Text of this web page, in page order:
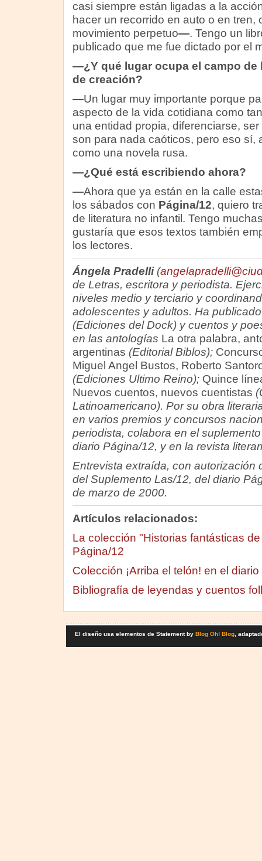
casi siempre están ligadas a la
hacer un recorrido en auto o en
movimiento perpetuo—. Tengo un
publicado que me fue dictado por el
—¿Y qué lugar ocupa el campo de
de creación?
—Un lugar muy importante porque
aspecto de la vida cotidiana como
una entidad propia, diferenciarse,
son para nada caóticos, pero eso sí,
como una novela rusa.
—¿Qué está escribiendo ahora?
—Ahora que ya están en la calle
los sábados con Página/12, quiero
de literatura no infantil. Tengo
gustaría que esos textos también
los lectores.
Ángela Pradelli (
de Letras, escritora y periodista.
niveles medio y terciario y
adolescentes y adultos. Ha
(Ediciones del Dock) y cuentos y
en las antologías La otra palabra,
argentinas (Editorial Biblos);
Miguel Angel Bustos, Roberto
(Ediciones Ultimo Reino); Quince
Nuevos cuentos, nuevos cuentistas
Latinoamericano). Por su obra
en varios premios y concursos
periodista, colabora en el
diario Página/12, y en la revista
Entrevista extraída, con autorización
del Suplemento Las/12, del diario
de marzo de 2000.
Artículos relacionados:
La colección "Historias fantásticas
Página/12
Colección ¡Arriba el telón! en el
Bibliografía de leyendas y cuentos
El diseño usa elementos de Statement by Blog Oh! Blog,